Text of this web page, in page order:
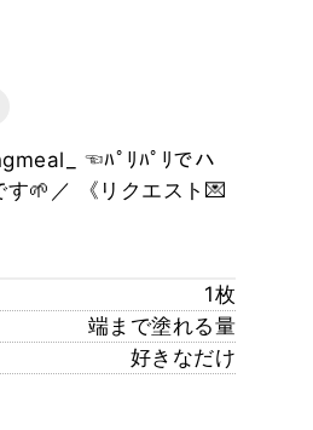
☜ﾊﾟﾘﾊﾟﾘでハ
🌱／ 《リクエスト💌
1枚
端まで塗れる量
好きなだけ